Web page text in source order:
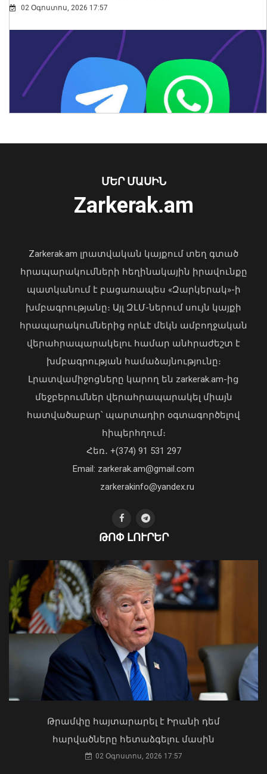
պարտադիր չէ հեռու գնալ. Ավինյան
08 Օգոստոս, 2026 18:31
Սերբիայի ԱԳ նախարարը
շնորհավորել է Արարատ Միրզոյանին
ՀՀ ԱԳ նախարարի պաշտոնում
վերանշանակվելու առթիվ
08 Օգոստոս, 2026 18:10
Տեղի է ունեցել Նիկոլ Փաշինյանի և
Դոնալդ Թրամփի հեռախոսազրույցը
08 Օգոստոս, 2026 18:02
02 Օգոստոս, 2026 17:57
Առանց մարդու միջամտության
մեդիափորձագետ (տեսանյութ)
դեմ ծանր պայքարում»․ կյանքից
հեռացել է Արսեն Ասլանյանը
04 Օգոստոս, 2026 19:12
Ուկրաինայի Գերագույն Ռադայի
նախագահը շնորհավորել է ՀՀ ԱԺ
նախագահին
04 Օգոստոս, 2026 17:41
ՄԵՐ ՄԱՍԻՆ
Zarkerak.am
Zarkerak.am լրատվական կայքում տեղ գտած
հրապարակումների հեղինակային իրավունքը
պատկանում է բացառապես «Զարկերակ»-ի
խմբագրությանը։ Այլ ԶԼՄ-ներում սույն կայքի
հրապարակումներից որևէ մեկն ամբողջական
վերահրապարակելու համար անհրաժեշտ է
խմբագրության համաձայնությունը։
Լրատվամիջոցները կարող են zarkerak.am-ից
մեջբերումներ վերահրապարակել միայն
հատվածաբար՝ պարտադիր օգտագործելով
հիպերհղում։
Հեռ․ +(374) 91 531 297
Email: zarkerak.am@gmail.com
zarkerakinfo@yandex.ru
ԹՈՓ ԼՈՒՐԵՐ
Թրամփը հայտարարել է Իրանի դեմ
հարվածները հետաձգելու մասին
02 Օգոստոս, 2026 17:57